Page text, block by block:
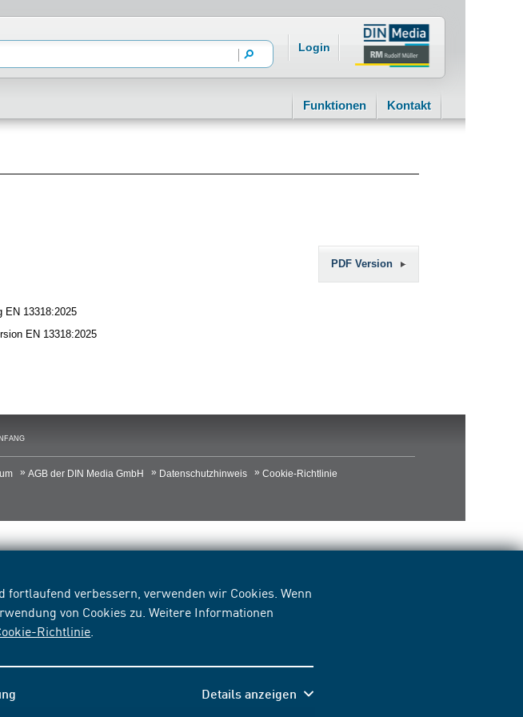
verbessern, verwenden wir Cookies. Wenn
von Cookies zu. Weitere Informationen
Richtlinie
Details anzeigen
Login
Funktionen Kontakt
PDF Version
EN 13318:2025
EN 13318:2025
AGB der DIN Media GmbH Datenschutzhinweis
Cookie-Richtlinie